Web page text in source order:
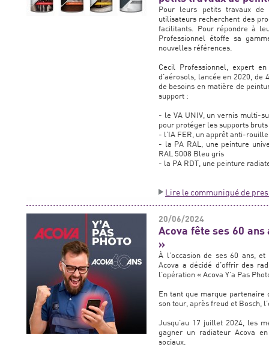
Pour leurs petits travaux
utilisateurs recherchent des
facilitants. Pour répondre à
Professionnel étoffe sa
nouvelles références.
Cecil Professionnel, expert
d’aérosols, lancée en 2020,
de besoins en matière de
support :
- le VA UNIV, un vernis multi-
pour protéger les supports bruts
- l’IA FER, un apprêt anti-
- la PA RAL, une peinture
RAL 5008 Bleu gris
- la PA RDT, une peinture
Lire le communiqué de
20/06/2024
Acova fête ses 60 ans
»
À l’occasion de ses 60 ans,
Acova a décidé d’offrir des
l’opération « Acova Y’a Pas
En tant que marque partenaire
son tour, après freud et Bosch,
Jusqu’au 17 juillet 2024, les
gagner un radiateur Acova
sociaux.